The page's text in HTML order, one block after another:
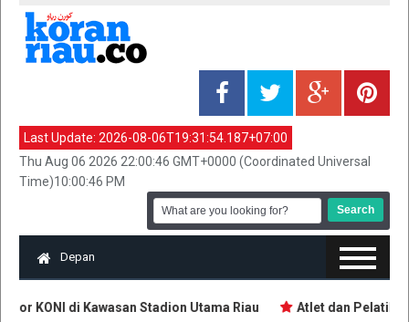
Last Update: 2026-08-06T19:31:54.187+07:00
Thu Aug 06 2026 22:00:46 GMT+0000 (Coordinated Universal
Time)10:00:46 PM
Depan
KONI di Kawasan Stadion Utama Riau Atlet dan Pelatih